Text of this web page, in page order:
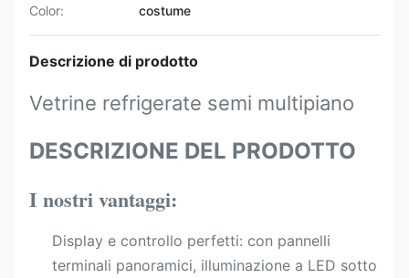
Color:
costume
Descrizione di prodotto
Vetrine refrigerate semi multipiano
DESCRIZIONE DEL PRODOTTO
I nostri vantaggi:
Display e controllo perfetti: con pannelli
terminali panoramici, illuminazione a LED sotto